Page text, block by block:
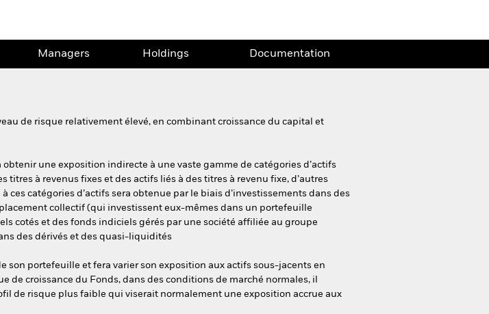
Managers Holdings Documentation
de risque relativement élevé, en combinant croissance du capital et
une exposition indirecte à une vaste gamme de catégories d’actifs
à revenus fixes et des actifs liés à des titres à revenu fixe, d’autres
catégories d’actifs sera obtenue par le biais d’investissements dans des
collectif (qui investissent eux-mêmes dans un portefeuille
cotés et des fonds indiciels gérés par une société affiliée au groupe
des dérivés et des quasi-liquidités
son portefeuille et fera varier son exposition aux actifs sous-jacents en
croissance du Fonds, dans des conditions de marché normales, il
de risque plus faible qui viserait normalement une exposition accrue aux